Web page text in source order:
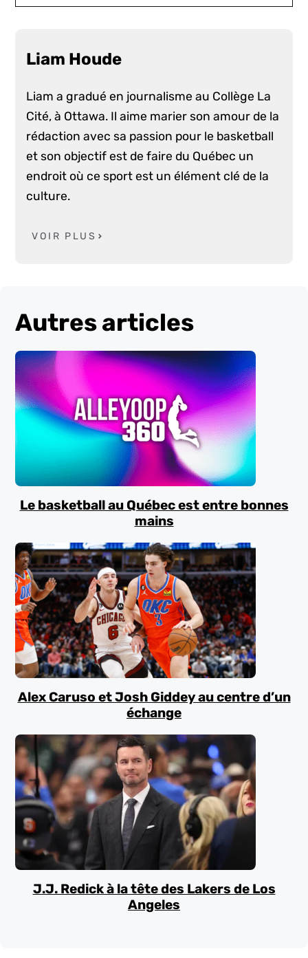
Liam Houde
Liam a gradué en journalisme au Collège La
Cité, à Ottawa. Il aime marier son amour de la
rédaction avec sa passion pour le basketball
et son objectif est de faire du Québec un
endroit où ce sport est un élément clé de la
culture.
VOIR PLUS
Autres articles
Le basketball au Québec est entre bonnes
mains
Alex Caruso et Josh Giddey au centre d’un
échange
J.J. Redick à la tête des Lakers de Los
Angeles